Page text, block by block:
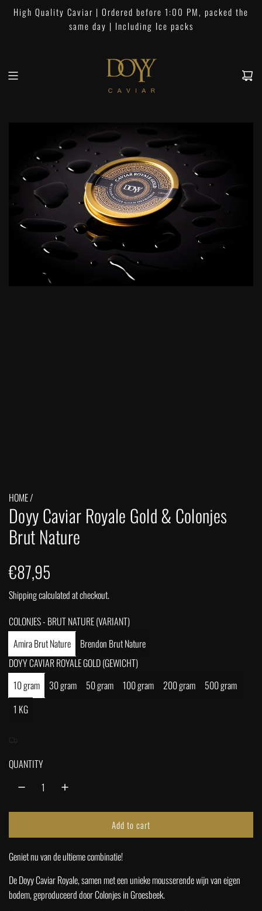
High Quality Caviar | Ordered before 1:00 PM, packed the
same day | Including Ice packs
HOME/
Doyy Caviar Royale Gold & Colonjes
Brut Nature
R
e
g
u
l
a
r
e
€87,95
Shippingcalculated at checkout.
COLONJES - BRUT NATURE (VARIANT)
Amira Brut Nature
Brendon Brut Nature
DOYY CAVIAR ROYALE GOLD (GEWICHT)
10 gram
30 gram 50 gram 100 gram 200 gram
500 gram
1 KG
QUANTITY
Add to cart
l
i
n
Geniet nu van de ultieme combinatie!
De Doyy Caviar Royale, samen met een unieke mousserende wijn van eigen
bodem, geproduceerd doorColonjesin Groesbeek.